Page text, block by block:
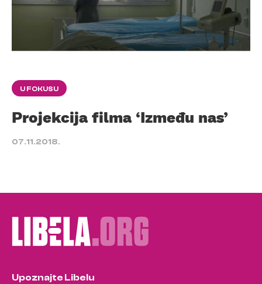
U FOKUSU
Projekcija filma ‘Između nas’
07.11.2018.
Upoznajte Libelu